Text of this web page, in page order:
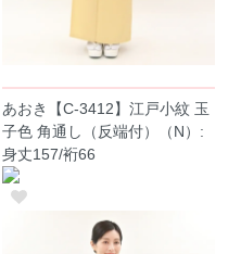
あおき【C-3412】江戸小紋 玉
子色 角通し（反端付）（N）:
身丈157/裄66